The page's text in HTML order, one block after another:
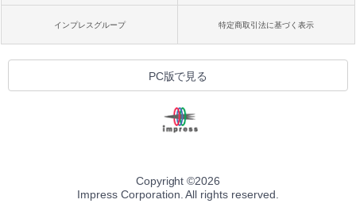
インプレスグループ 特定商取引法に基づく表示
PC版で見る
Copyright ©2026
Impress Corporation. All rights reserved.